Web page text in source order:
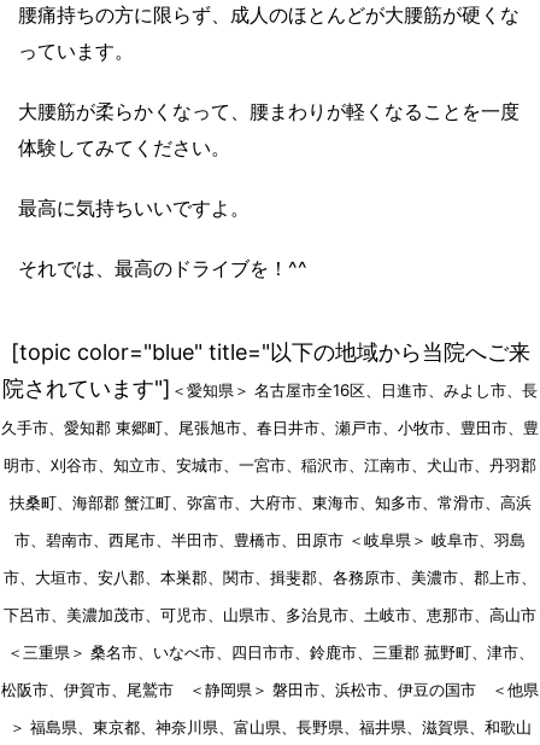
腰痛持ちの方に限らず、成人のほとんどが大腰筋が硬くな
っています。
大腰筋が柔らかくなって、腰まわりが軽くなることを一度
体験してみてください。
最高に気持ちいいですよ。
それでは、最高のドライブを！^^
[topic color="blue" title="以下の地域から当院へご来
院されています"] ＜愛知県＞ 名古屋市全16区、日進市、みよし市、長
久手市、愛知郡 東郷町、尾張旭市、春日井市、瀬戸市、小牧市、豊田市、豊
明市、刈谷市、知立市、安城市、一宮市、稲沢市、江南市、犬山市、丹羽郡
扶桑町、海部郡 蟹江町、弥富市、大府市、東海市、知多市、常滑市、高浜
市、碧南市、西尾市、半田市、豊橋市、田原市 ＜岐阜県＞ 岐阜市、羽島
市、大垣市、安八郡、本巣郡、関市、揖斐郡、各務原市、美濃市、郡上市、
下呂市、美濃加茂市、可児市、山県市、多治見市、土岐市、恵那市、高山市
＜三重県＞ 桑名市、いなべ市、四日市市、鈴鹿市、三重郡 菰野町、津市、
松阪市、伊賀市、尾鷲市 ＜静岡県＞ 磐田市、浜松市、伊豆の国市 ＜他県
＞ 福島県、東京都、神奈川県、富山県、長野県、福井県、滋賀県、和歌山